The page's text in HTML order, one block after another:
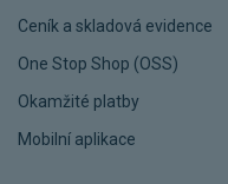
Ceník a skladová evidence
One Stop Shop (OSS)
Okamžité platby
Mobilní aplikace